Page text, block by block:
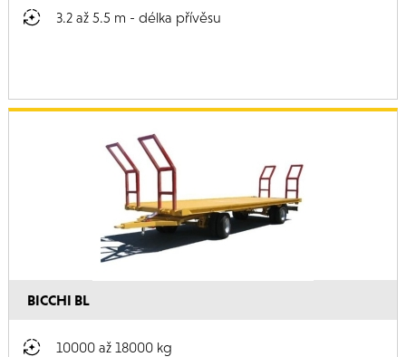
3.2 až 5.5 m - délka přívěsu
BICCHI BL
10000 až 18000 kg